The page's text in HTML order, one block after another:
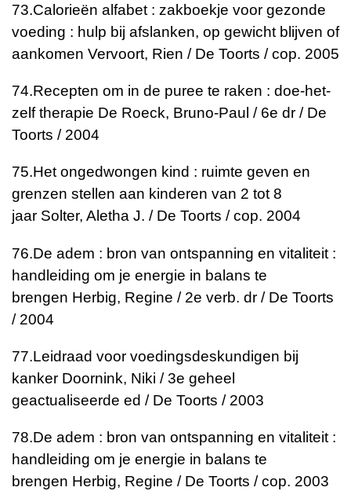
73.Calorieën alfabet : zakboekje voor gezonde
voeding : hulp bij afslanken, op gewicht blijven of
aankomen Vervoort, Rien / De Toorts / cop. 2005
74.Recepten om in de puree te raken : doe-het-
zelf therapie De Roeck, Bruno-Paul / 6e dr / De
Toorts / 2004
75.Het ongedwongen kind : ruimte geven en
grenzen stellen aan kinderen van 2 tot 8
jaar Solter, Aletha J. / De Toorts / cop. 2004
76.De adem : bron van ontspanning en vitaliteit :
handleiding om je energie in balans te
brengen Herbig, Regine / 2e verb. dr / De Toorts
/ 2004
77.Leidraad voor voedingsdeskundigen bij
kanker Doornink, Niki / 3e geheel
geactualiseerde ed / De Toorts / 2003
78.De adem : bron van ontspanning en vitaliteit :
handleiding om je energie in balans te
brengen Herbig, Regine / De Toorts / cop. 2003